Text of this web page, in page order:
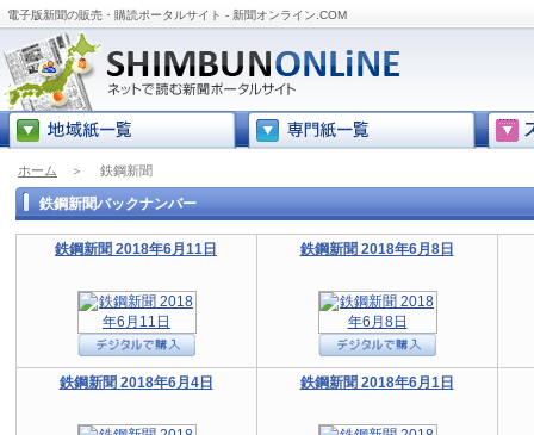
電子版新聞の販売・購読ポータルサイト - 新聞オンライン.COM
ホーム ＞ 鉄鋼新聞
鉄鋼新聞バックナンバー
鉄鋼新聞 2018年6月11日 鉄鋼新聞 2018年6月8日
鉄鋼新聞 2018年6月4日 鉄鋼新聞 2018年6月1日